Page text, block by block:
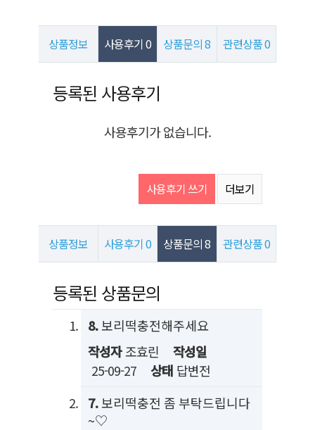
상품정보 사용후기0 상품문의8 관련상품0
사용후기
등록된 사용후기
사용후기가 없습니다.
사용후기 쓰기 더보기
상품정보 사용후기0 상품문의8 관련상품0
상품문의
등록된 상품문의
8.보리떡충전해주세요
작성자 조효린
작성일
25-09-27
상태 답변전
7.보리떡충전 좀 부탁드립니다
~♡